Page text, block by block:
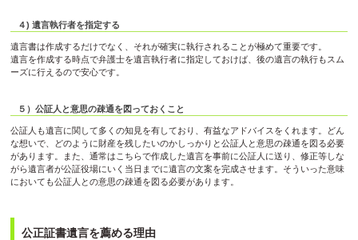
４) 遺言執行者を指定する
遺言書は作成するだけでなく、それが確実に執行されることが極めて重要です。
遺言を作成する時点で弁護士を遺言執行者に指定しておけば、後の遺言の執行もスム
ーズに行えるので安心です。
５）公証人と意思の疎通を図っておくこと
公証人も遺言に関して多くの知見を有しており、有益なアドバイスをくれます。どん
な想いで、どのように財産を残したいのかしっかりと公証人と意思の疎通を図る必要
があります。また、通常はこちらで作成した遺言を事前に公証人に送り、修正等しな
がら遺言者が公証役場にいく当日までに遺言の文案を完成させます。そういった意味
においても公証人との意思の疎通を図る必要があります。
公正証書遺言を薦める理由